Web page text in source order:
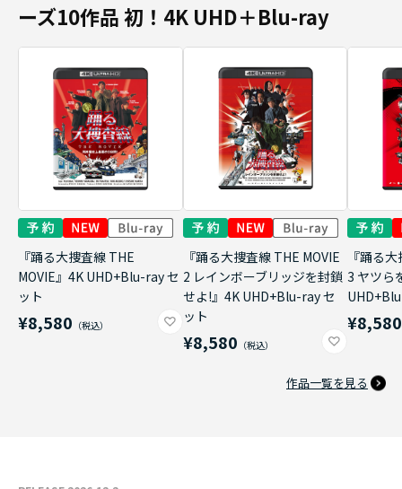
ーズ10作品 初！4K UHD＋Blu-ray
『踊る大捜査線 THE
MOVIE』4K UHD+Blu-ray セ
ット
¥8,580
『踊る大捜査線 THE MOVIE
2 レインボーブリッジを封鎖
せよ!』4K UHD+Blu-ray セ
ット
¥8,580
『踊る
3 ヤツら
¥8,580
作品一覧を見る